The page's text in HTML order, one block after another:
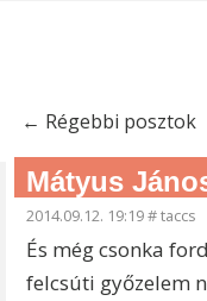
← Régebbi posztok
Mátyus
2014.09.12. 19:19#taccs
És még csonka
felcsúti győzelem